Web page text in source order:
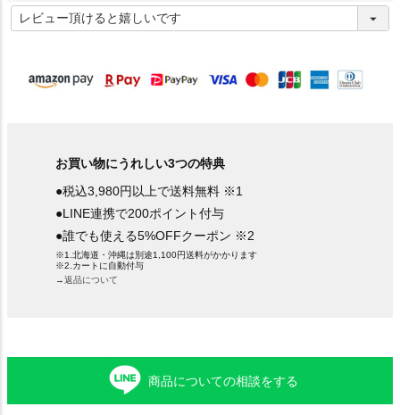
必
須
お買い物にうれしい3つの特典
●税込3,980円以上で送料無料 ※1
●LINE連携で200ポイント付与
●誰でも使える5%OFFクーポン ※2
※1.北海道・沖縄は別途1,100円送料がかかります
※2.カートに自動付与
→返品について
商品についての相談をする